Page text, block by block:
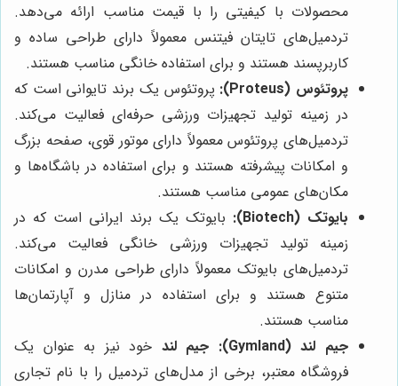
محصولات با کیفیتی را با قیمت مناسب ارائه می‌دهد.
تردمیل‌های تایتان فیتنس معمولاً دارای طراحی ساده و
کاربرپسند هستند و برای استفاده خانگی مناسب هستند.
پروتئوس (Proteus):
پروتئوس یک برند تایوانی است که
در زمینه تولید تجهیزات ورزشی حرفه‌ای فعالیت می‌کند.
تردمیل‌های پروتئوس معمولاً دارای موتور قوی، صفحه بزرگ
و امکانات پیشرفته هستند و برای استفاده در باشگاه‌ها و
مکان‌های عمومی مناسب هستند.
بایوتک (Biotech):
بایوتک یک برند ایرانی است که در
زمینه تولید تجهیزات ورزشی خانگی فعالیت می‌کند.
تردمیل‌های بایوتک معمولاً دارای طراحی مدرن و امکانات
متنوع هستند و برای استفاده در منازل و آپارتمان‌ها
مناسب هستند.
جیم لند (Gymland):
جیم لند خود نیز به عنوان یک
فروشگاه معتبر، برخی از مدل‌های تردمیل را با نام تجاری